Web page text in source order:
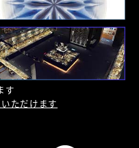
す
ただけます